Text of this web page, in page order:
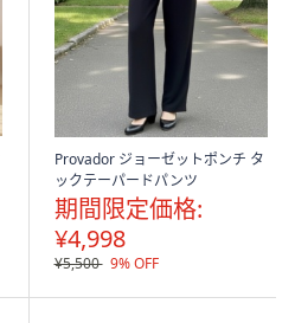
Provador ジョーゼットポンチ タ
ックテーパードパンツ
期間限定価格:
¥4,998
¥5,500 9% OFF